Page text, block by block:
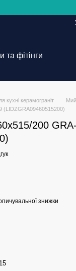
та фітінги
кухні керамограніт
(LIDZGRA09460515200)
200
знижки